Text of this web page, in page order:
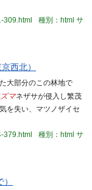
309.html
種別：html サ
西北）
大部分のこの林地で
マネザサが侵入し繁茂
を失い、マツノザイセ
379.html
種別：html サ